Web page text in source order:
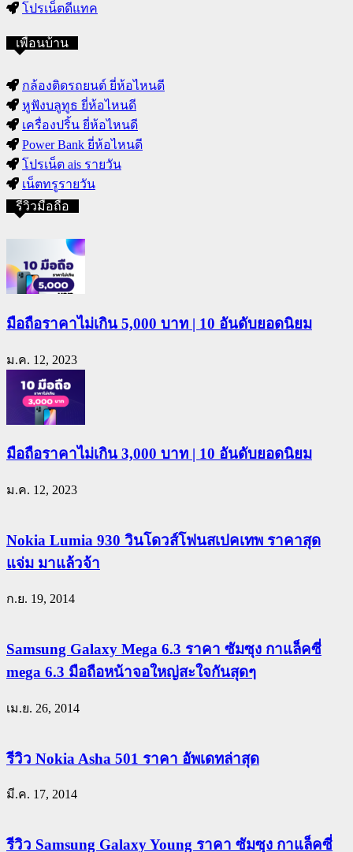
โปรเน็ตดีแทค
เพื่อนบ้าน
กล้องติดรถยนต์ ยี่ห้อไหนดี
หูฟังบลูทูธ ยี่ห้อไหนดี
เครื่องปริ้น ยี่ห้อไหนดี
Power Bank ยี่ห้อไหนดี
โปรเน็ต ais รายวัน
เน็ตทรูรายวัน
รีวิวมือถือ
มือถือราคาไม่เกิน 5,000 บาท | 10 อันดับยอดนิยม
ม.ค. 12, 2023
มือถือราคาไม่เกิน 3,000 บาท | 10 อันดับยอดนิยม
ม.ค. 12, 2023
Nokia Lumia 930 วินโดวส์โฟนสเปคเทพ ราคาสุด
แจ่ม มาแล้วจ้า
ก.ย. 19, 2014
Samsung Galaxy Mega 6.3 ราคา ซัมซุง กาแล็คซี่
mega 6.3 มือถือหน้าจอใหญ่สะใจกันสุดๆ
เม.ย. 26, 2014
รีวิว Nokia Asha 501 ราคา อัพเดทล่าสุด
มี.ค. 17, 2014
รีวิว Samsung Galaxy Young ราคา ซัมซุง กาแล็คซี่